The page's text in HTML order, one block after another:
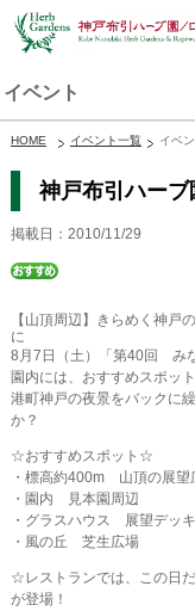
イベント
HOME イベント一覧 イベ
神戸布引ハー
掲載日：2010/11/29
【山頂周辺】きらめく神戸
に
8月7日（土）「第40回 み
園内には、おすすめスポッ
港町神戸の夜景をバックに
か？
☆おすすめスポット☆
・標高約400m 山頂の展望
・園内 見本園周辺
・グラスハウス 展望デッキ
・風の丘 芝生広場
☆レストランでは、この日
が登場！